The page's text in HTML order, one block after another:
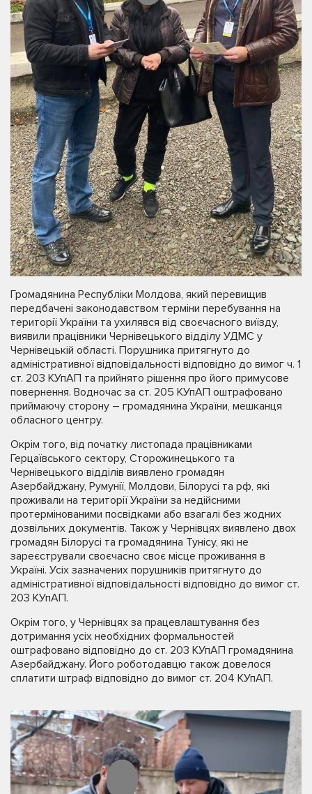
Громадянина Республіки Молдова, який перевищив
передбачені законодавством терміни перебування на
території України та ухилявся від своєчасного виїзду,
виявили працівники Чернівецького відділу УДМС у
Чернівецькій області. Порушника притягнуто до
адміністративної відповідальності відповідно до вимог ч. 1
ст. 203 КУпАП та прийнято рішення про його примусове
повернення. Водночас за ст. 205 КУпАП оштрафовано
приймаючу сторону – громадянина України, мешканця
обласного центру.
Окрім того, від початку листопада працівниками
Герцаївського сектору, Сторожинецького та
Чернівецького відділів виявлено громадян
Азербайджану, Румунії, Молдови, Білорусі та рф, які
проживали на території України за недійсними
протермінованими посвідками або взагалі без жодних
дозвільних документів. Також у Чернівцях виявлено двох
громадян Білорусі та громадянина Тунісу, які не
зареєстрували своєчасно своє місце проживання в
Україні. Усіх зазначених порушників притягнуто до
адміністративної відповідальності відповідно до вимог ст.
203 КУпАП.
Окрім того, у Чернівцях за працевлаштування без
дотримання усіх необхідних формальностей
оштрафовано відповідно до ст. 203 КУпАП громадянина
Азербайджану. Його роботодавцю також довелося
сплатити штраф відповідно до вимог ст. 204 КУпАП.